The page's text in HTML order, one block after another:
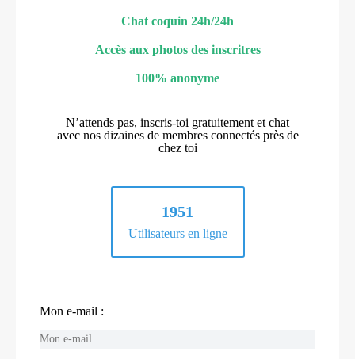
Chat coquin 24h/24h
Accès aux photos des inscritres
100% anonyme
N’attends pas, inscris-toi gratuitement et chat
avec nos dizaines de membres connectés près de
chez toi
1951
Utilisateurs en ligne
Mon e-mail :